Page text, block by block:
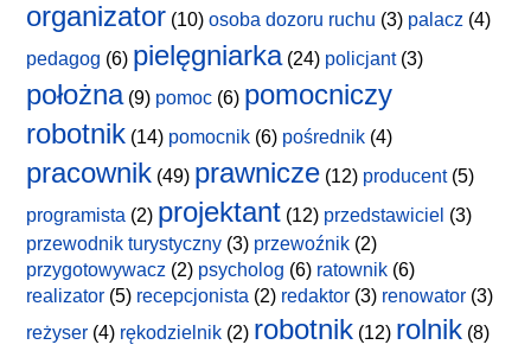
organizator (10) osoba dozoru ruchu (3) palacz (4)
pedagog (6) pielęgniarka(24) policjant(3)
położna(9) pomoc (6) pomocniczy
robotnik (14) pomocnik (6) pośrednik (4)
pracownik (49) prawnicze (12) producent(5)
programista (2) projektant (12) przedstawiciel (3)
przewodnik turystyczny (3) przewoźnik (2)
przygotowywacz (2) psycholog (6) ratownik (6)
realizator (5) recepcjonista (2) redaktor (3) renowator (3)
reżyser (4) rękodzielnik (2) robotnik (12) rolnik (8)